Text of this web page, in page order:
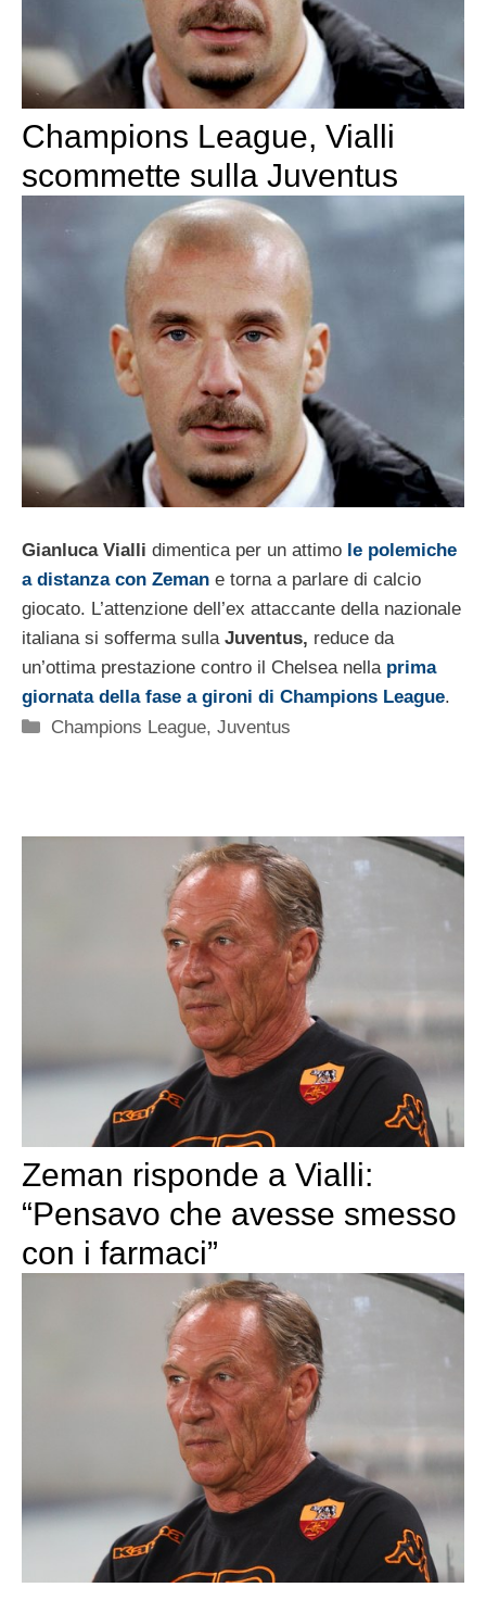
Champions League, Vialli
scommette sulla Juventus
Gianluca Vialli dimentica per un attimo le polemiche
a distanza con Zeman e torna a parlare di calcio
giocato. L’attenzione dell’ex attaccante della nazionale
italiana si sofferma sulla Juventus, reduce da
un’ottima prestazione contro il Chelsea nella prima
giornata della fase a gironi di Champions League.
Categorie
Champions League,Juventus
Zeman risponde a Vialli:
“Pensavo che avesse smesso
con i farmaci”